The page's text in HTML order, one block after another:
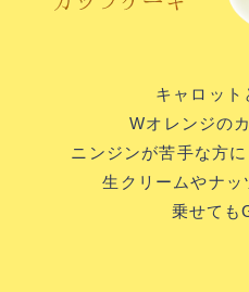
キャロット
Wオレンジの
ニンジンが苦手な方に
生クリームやナッ
乗せても